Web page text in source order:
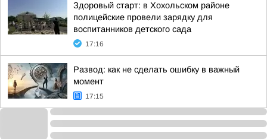
Здоровый старт: в Хохольском районе
полицейские провели зарядку для
воспитанников детского сада
17:16
Развод: как не сделать ошибку в важный
момент
17:15